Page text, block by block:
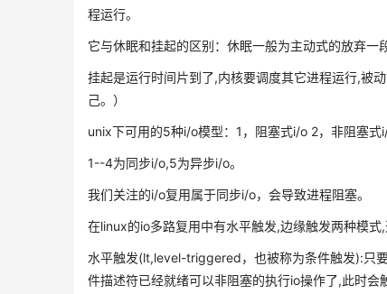
程运行。
它与休眠和挂起的区别：休眠一般为主动式的放弃一
挂起是运行时间片到了,内核要调度其它进程运行,被
己。）
unix下可用的5种i/o模型：1，阻塞式i/o 2，非阻塞
1--4为同步i/o,5为异步i/o。
我们关注的i/o复用属于同步i/o，会导致进程阻塞。
在linux的io多路复用中有水平触发,边缘触发两种模式
水平触发(lt,level-triggered，也被称为条件触发):只
件描述符已经就绪可以非阻塞的执行io操作了,此时